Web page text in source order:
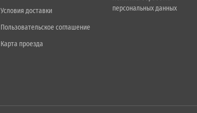
Условия доставки
Пользовательское соглашение
Карта проезда
персональных данных